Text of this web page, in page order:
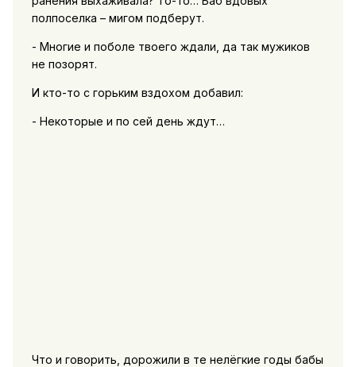
полпоселка – мигом подберут.
- Многие и поболе твоего ждали, да так мужиков
не позорят.
И кто-то с горьким вздохом добавил:
- Некоторые и по сей день ждут…
Что и говорить, дорожили в те нелёгкие годы бабы